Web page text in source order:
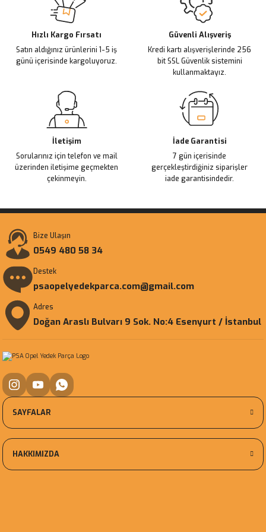
Ürün bilgilerinde hatalar bulunuyor.
Ürün fiyatı diğer sitelerden daha pahalı.
Bu ürüne benzer farklı alternatifler olmalı.
Hızlı Kargo Fırsatı
Satın aldığınız ürünlerini 1-5 iş
günü içerisinde kargoluyoruz.
Güvenli Alışveriş
Kredi kartı alışverişlerinde 256
bit SSL Güvenlik sistemini
kullanmaktayız.
İletişim
Sorularınız için telefon ve mail
üzerinden iletişime geçmekten
çekinmeyin.
İade Garantisi
7 gün içerisinde
gerçekleştirdiğiniz siparişler
iade garantisindedir.
Bize Ulaşın
0549 480 58 34
Destek
psaopelyedekparca.com@gmail.com
Adres
Doğan Araslı Bulvarı 9 Sok. No:4 Esenyurt / İstanbul
SAYFALAR
HAKKIMIZDA